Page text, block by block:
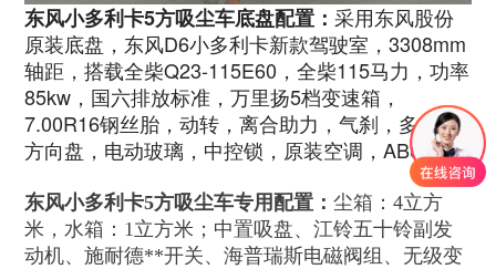
东风小多利卡5方吸尘车底盘配置：采用东风股份
原装底盘，东风D6小多利卡新款驾驶室，3308mm
轴距，搭载全柴Q23-115E60，全柴115马力，功率
85kw，国六排放标准，万里扬5档变速箱，
7.00R16钢丝胎，动转，离合助力，气刹，多功能
方向盘，电动玻璃，中控锁，原装空调，ABS。
东风小多利卡5方吸尘车专用配置：尘箱：4立方
米，水箱：1立方米；中置吸盘、江铃五十铃副发
动机、施耐德**开关、海普瑞斯电磁阀组、无级变